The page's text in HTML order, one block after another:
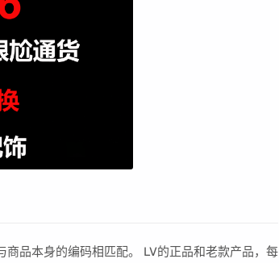
品本身的编码相匹配。 LV的正品和老款产品，每